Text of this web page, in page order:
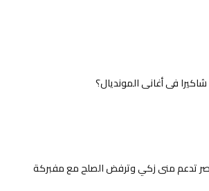
في أغاني المونديال؟
تدعم منى زكي وترفض الصلح مع مفبركة